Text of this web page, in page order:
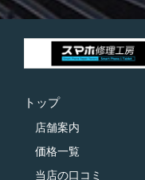
トップ
店舗案内
価格一覧
当店の口コミ